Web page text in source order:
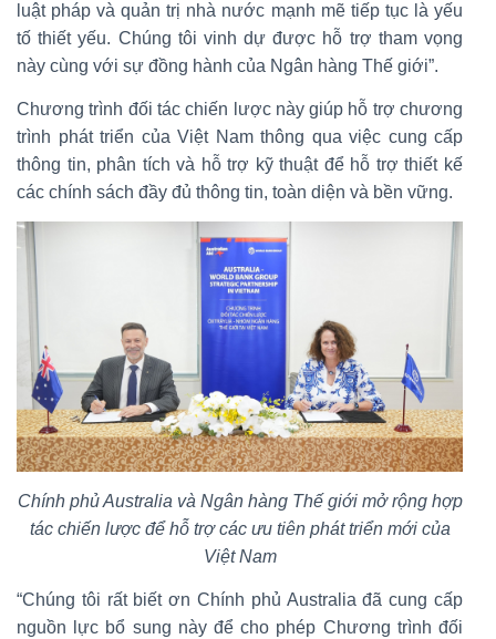
luật pháp và quản trị nhà nước mạnh mẽ tiếp tục là yếu
tố thiết yếu. Chúng tôi vinh dự được hỗ trợ tham vọng
này cùng với sự đồng hành của Ngân hàng Thế giới”.
Chương trình đối tác chiến lược này giúp hỗ trợ chương
trình phát triển của Việt Nam thông qua việc cung cấp
thông tin, phân tích và hỗ trợ kỹ thuật để hỗ trợ thiết kế
các chính sách đầy đủ thông tin, toàn diện và bền vững.
Chính phủ Australia và Ngân hàng Thế giới mở rộng hợp
tác chiến lược để hỗ trợ các ưu tiên phát triển mới của
Việt Nam
“Chúng tôi rất biết ơn Chính phủ Australia đã cung cấp
nguồn lực bổ sung này để cho phép Chương trình đối